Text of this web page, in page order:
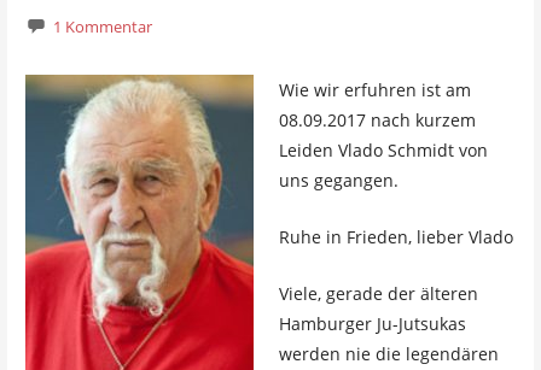
1 Kommentar
Wie wir erfuhren ist am
08.09.2017 nach kurzem
Leiden Vlado Schmidt von
uns gegangen.
Ruhe in Frieden, lieber Vlado
Viele, gerade der älteren
Hamburger Ju-Jutsukas
werden nie die legendären